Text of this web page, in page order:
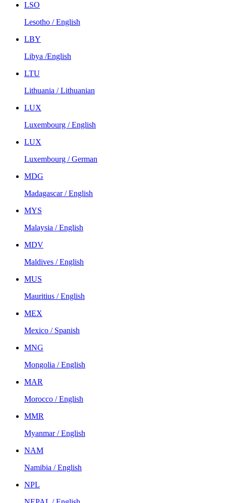
LSO
Lesotho / English
LBY
Libya /English
LTU
Lithuania / Lithuanian
LUX
Luxembourg / English
LUX
Luxembourg / German
MDG
Madagascar / English
MYS
Malaysia / English
MDV
Maldives / English
MUS
Mauritius / English
MEX
Mexico / Spanish
MNG
Mongolia / English
MAR
Morocco / English
MMR
Myanmar / English
NAM
Namibia / English
NPL